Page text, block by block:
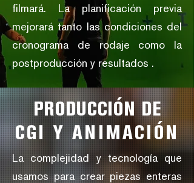
filmará. La planificación previa
mejorará tanto las condiciones del
cronograma de rodaje como la
postproducción y resultados .
PRODUCCIÓN DE
CGI Y ANIMACIÓN
La complejidad y tecnología que
usamos para crear piezas enteras